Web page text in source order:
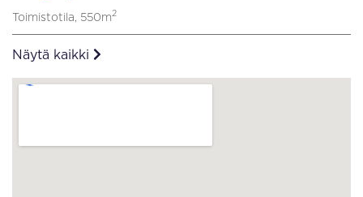
Toimistotila, 550m2
Näytä kaikki